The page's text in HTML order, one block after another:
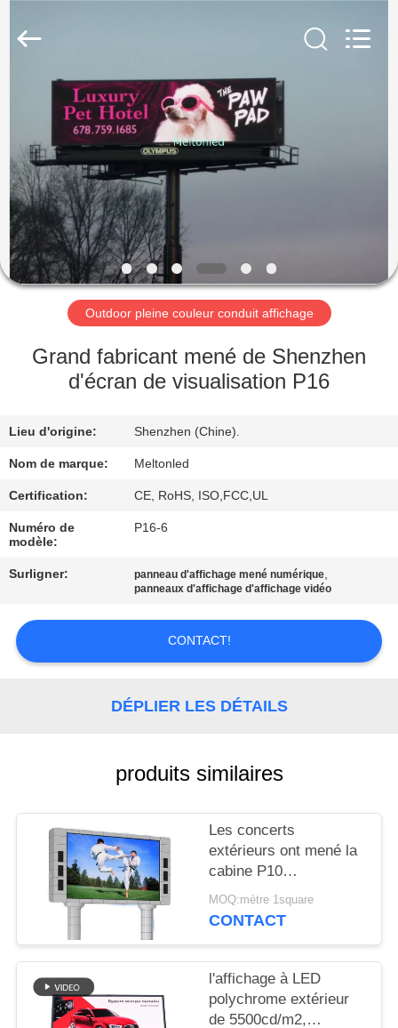
MAISON
PRODUITS
AU
SUJET
DE
NOUS
VISITE
D'USINE
CONTRÔLE
DE
QUALITÉ
COMPANY
NEWS
PLAN
DU
Outdoor pleine couleur conduit affichage
Grand fabricant mené de Shenzhen
d'écran de visualisation P16
Lieu d'origine: Shenzhen (Chine).
Nom de marque: Meltonled
Certification: CE, RoHS, ISO,FCC,UL
Numéro de
modèle:
P16-6
Surligner: panneau d'affichage mené numérique,
panneaux d'affichage d'affichage vidéo
CONTACT!
DÉPLIER LES DÉTAILS
produits similaires
Les concerts
extérieurs ont mené la
cabine P10
320mm*160mm
polychromes du DJ 2
MOQ:mètre 1square
CONTACT
l'affichage à LED
polychrome extérieur
de 5500cd/m2,